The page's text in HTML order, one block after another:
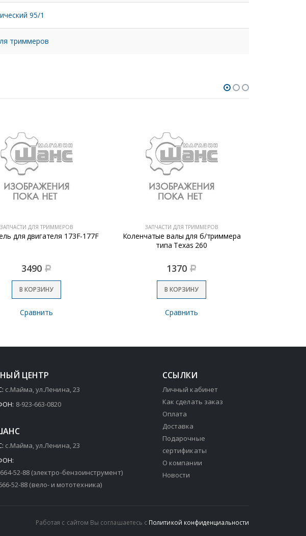
95/1
триммеров
ЗАПЧАСТИ ДЛЯ ТРИММЕРОВ
для двигателя 173F-177F
3490 Р
В КОРЗИНУ
Сравнить
ЗАПЧАСТИ ДЛЯ ТРИММЕРОВ
Коленчатые валы для б/триммера
типа Texas 260
1370 Р
В КОРЗИНУ
Сравнить
ЦЕНТР
с.Майма, ул.Ленина, 23
8-923-663-0820
с.Майма, ул.Ленина, 23
52-88 (электро-бензоинструмент)
52-88 (вело- и мототехника)
ССЫЛКИ
Личный кабинет
Как сделать заказ
Оплата
Доставка
Подарочные
сертификаты
О компании
Новости
Работая с сайтом Вы соглашаетесь с Политикой конфиденциальности